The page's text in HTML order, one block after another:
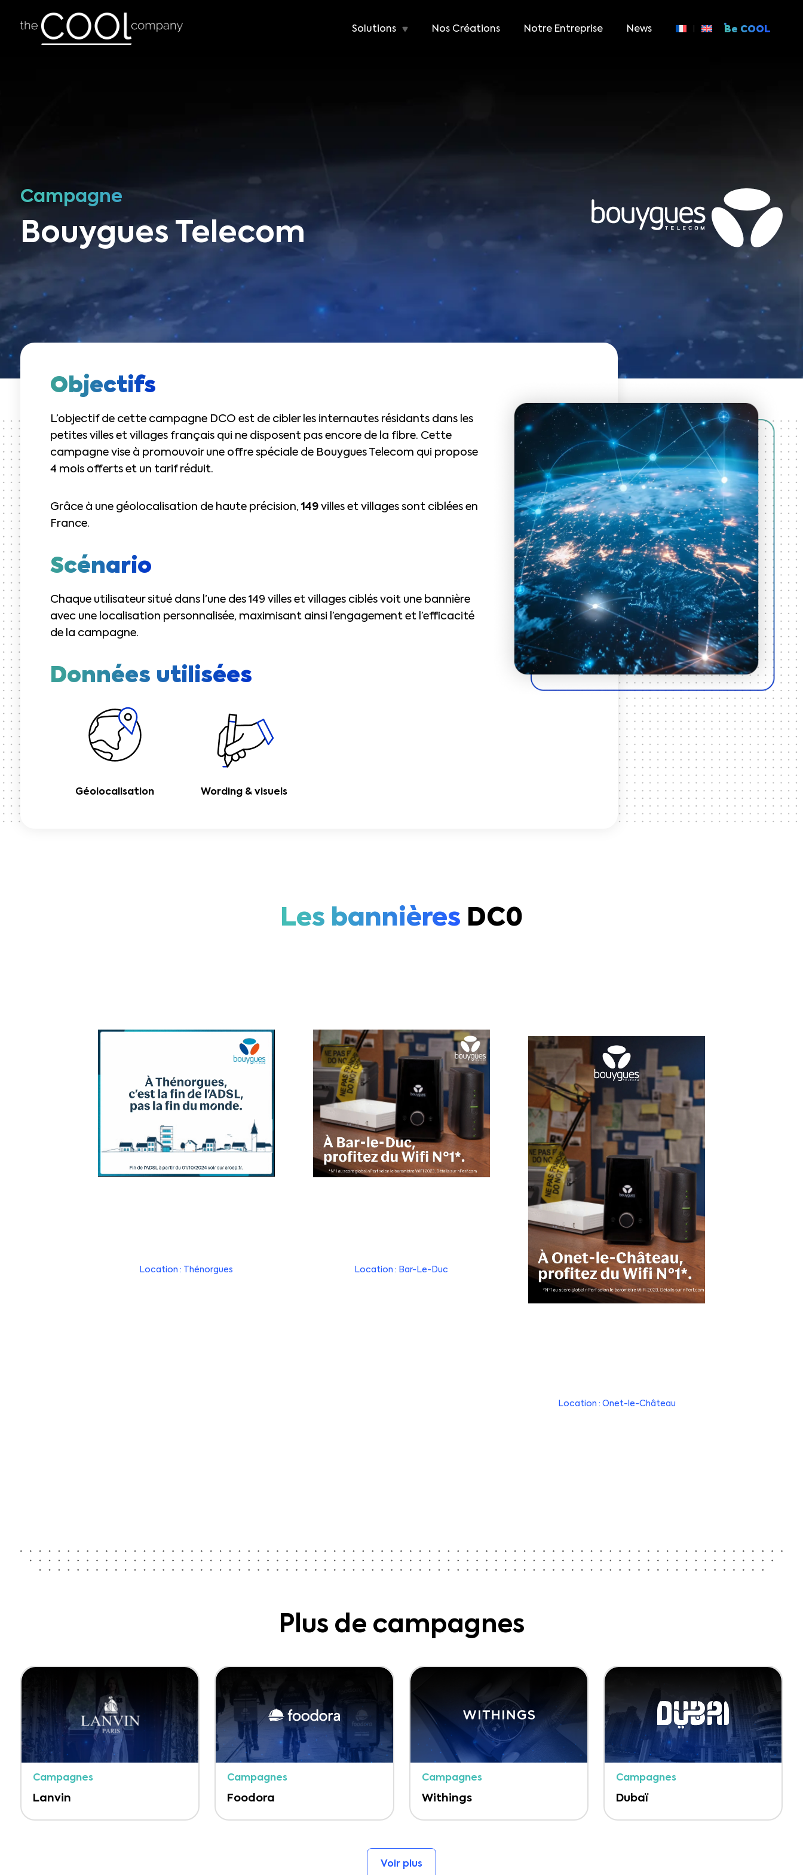
Solutions Nos Créations Notre Entreprise News Be COOL
Campagne
Bouygues Telecom
Objectifs
L’objectif de cette campagne DCO est de cibler les internautes résidants dans les
petites villes et villages français qui ne disposent pas encore de la fibre. Cette
campagne vise à promouvoir une offre spéciale de Bouygues Telecom qui propose
4 mois offerts et un tarif réduit.
Grâce à une géolocalisation de haute précision,149 villes et villages sont ciblées en
France.
Scénario
Chaque utilisateur situé dans l’une des 149 villes et villages ciblés voit une bannière
avec une localisation personnalisée, maximisant ainsi l’engagement et l’efficacité
de la campagne.
Données utilisées
Géolocalisation Wording & visuels
Les bannières DC0
Location : Thénorgues Location : Bar-Le-Duc
Location : Onet-le-Château
Plus de campagnes
Campagnes
Lanvin
Campagnes
Foodora
Campagnes
Withings
Campagnes
Dubaï
Voir plus